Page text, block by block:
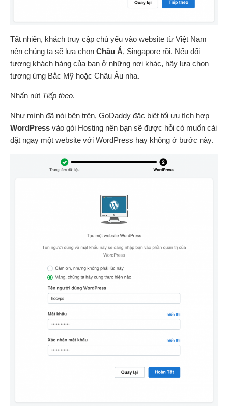
Tất nhiên, khách truy cập chủ yếu vào website từ Việt Nam
nên chúng ta sẽ lựa chọn Châu Á, Singapore rồi. Nếu đối
tượng khách hàng của bạn ở những nơi khác, hãy lựa chọn
tương ứng Bắc Mỹ hoặc Châu Âu nha.
Nhấn nút Tiếp theo.
Như mình đã nói bên trên, GoDaddy đặc biệt tối ưu tích hợp
WordPress vào gói Hosting nên bạn sẽ được hỏi có muốn cài
đặt ngay một website với WordPress hay không ở bước này.